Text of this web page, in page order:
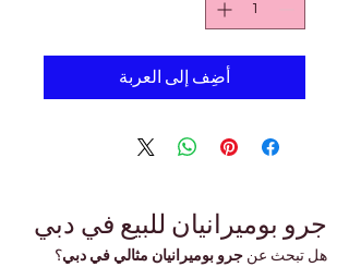
أضِف إلى العربة
جرو بوميرانيان للبيع في دبي
هل تبحث عن جرو بوميرانيان مثالي في دبي؟